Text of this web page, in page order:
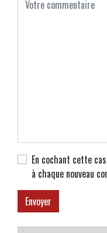
En cochant cette
à chaque nouveau